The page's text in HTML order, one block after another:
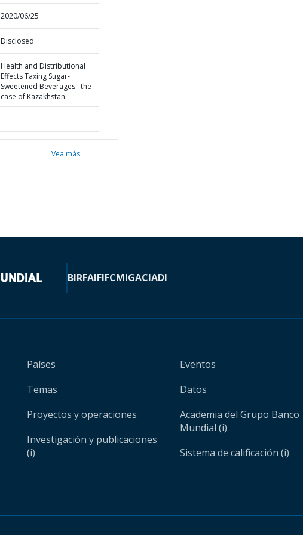
2020/06/25
Disclosed
Health and Distributional
Effects Taxing Sugar-
Sweetened Beverages : the
case of Kazakhstan
Vea más
BIRFAIFIFCMIGACIADI
Países
Temas
Proyectos y operaciones
Investigación y publicaciones
(i)
Eventos
Datos
Academia del Grupo Banco
Mundial (i)
Sistema de calificación (i)